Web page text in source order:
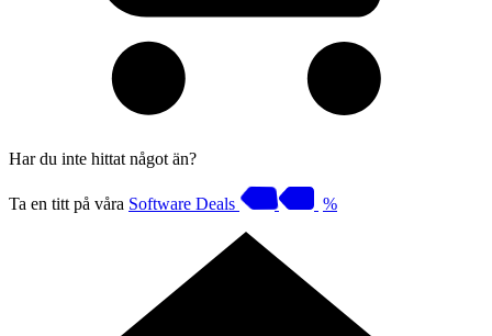
Har du inte hittat något än?
Ta en titt på våra Software Deals %